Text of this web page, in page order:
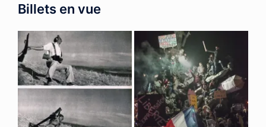
Billets en vue